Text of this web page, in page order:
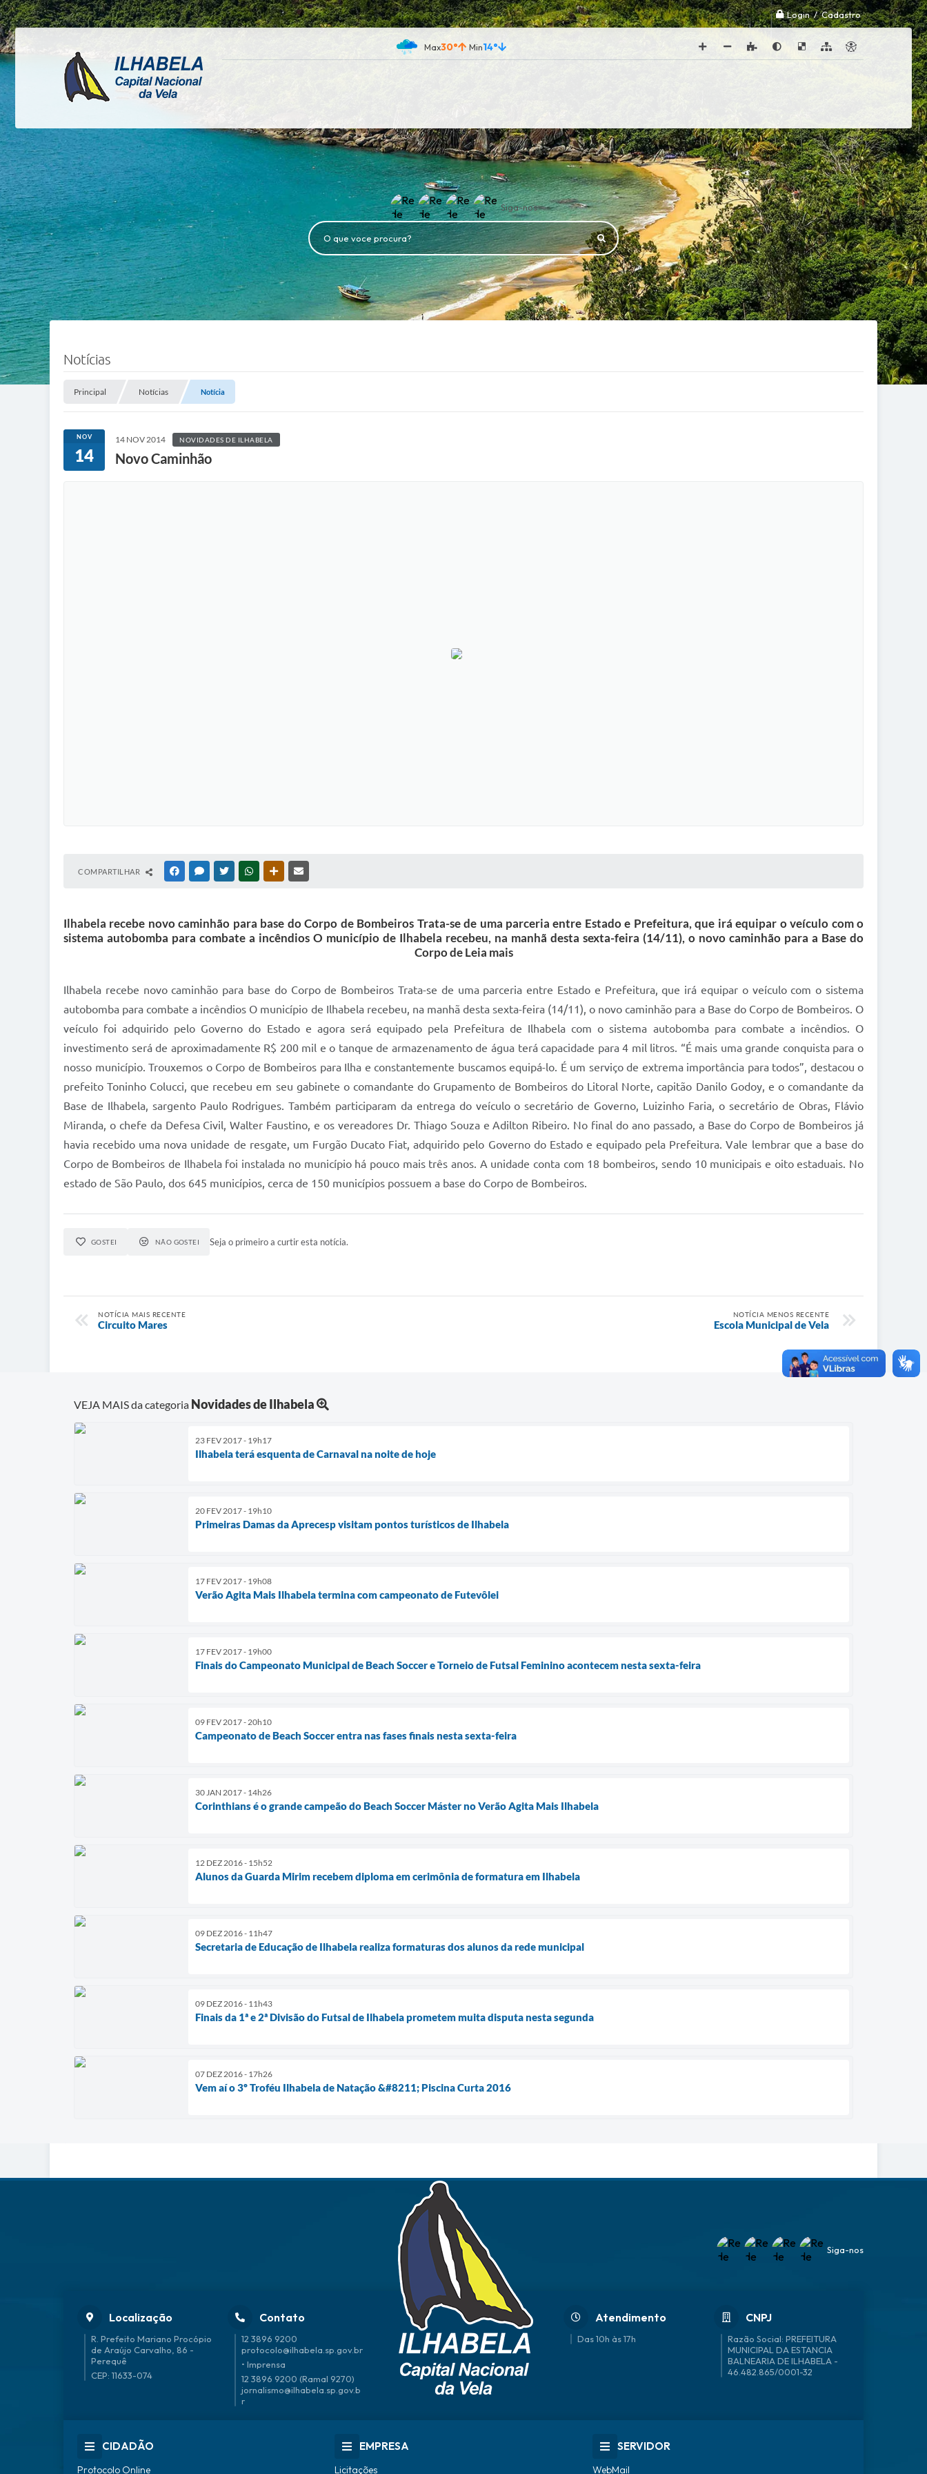
Login / Cadastro
30° 14°
Siga-nos
O que voce procura?
Notícias
Principal Notícias Notícia
NOV
14
14 NOV 2014 NOVIDADES DE ILHABELA
Novo Caminhão
COMPARTILHAR FACEBOOKMESSENGER
TWITTERWHATSAPPOUTRAS MÍDIAS
Ilhabela recebe novo caminhão para base do Corpo de Bombeiros Trata-se de uma parceria entre Estado e Prefeitura, que irá equipar o veículo com o
sistema autobomba para combate a incêndios O município de Ilhabela recebeu, na manhã desta sexta-feira (14/11), o novo caminhão para a Base do
Corpo de Leia mais
Ilhabela recebe novo caminhão para base do Corpo de Bombeiros Trata-se de uma parceria entre Estado e Prefeitura, que irá equipar o veículo com o sistema
autobomba para combate a incêndios O município de Ilhabela recebeu, na manhã desta sexta-feira (14/11), o novo caminhão para a Base do Corpo de Bombeiros. O
veículo foi adquirido pelo Governo do Estado e agora será equipado pela Prefeitura de Ilhabela com o sistema autobomba para combate a incêndios. O
investimento será de aproximadamente R$ 200 mil e o tanque de armazenamento de água terá capacidade para 4 mil litros. “É mais uma grande conquista para o
nosso município. Trouxemos o Corpo de Bombeiros para Ilha e constantemente buscamos equipá-lo. É um serviço de extrema importância para todos”, destacou o
prefeito Toninho Colucci, que recebeu em seu gabinete o comandante do Grupamento de Bombeiros do Litoral Norte, capitão Danilo Godoy, e o comandante da
Base de Ilhabela, sargento Paulo Rodrigues. Também participaram da entrega do veículo o secretário de Governo, Luizinho Faria, o secretário de Obras, Flávio
Miranda, o chefe da Defesa Civil, Walter Faustino, e os vereadores Dr. Thiago Souza e Adilton Ribeiro. No final do ano passado, a Base do Corpo de Bombeiros já
havia recebido uma nova unidade de resgate, um Furgão Ducato Fiat, adquirido pelo Governo do Estado e equipado pela Prefeitura. Vale lembrar que a base do
Corpo de Bombeiros de Ilhabela foi instalada no município há pouco mais três anos. A unidade conta com 18 bombeiros, sendo 10 municipais e oito estaduais. No
estado de São Paulo, dos 645 municípios, cerca de 150 municípios possuem a base do Corpo de Bombeiros.
GOSTEI NÃO GOSTEI Seja o primeiro a curtir esta notícia.
NOTÍCIA MAIS RECENTE
Circuito Mares
NOTÍCIA MENOS RECENTE
Escola Municipal de Vela
VEJA MAIS da categoria Novidades de Ilhabela
23 FEV 2017 - 19h17
Ilhabela terá esquenta de Carnaval na noite de hoje
20 FEV 2017 - 19h10
Primeiras Damas da Aprecesp visitam pontos turísticos de Ilhabela
17 FEV 2017 - 19h08
Verão Agita Mais Ilhabela termina com campeonato de Futevôlei
17 FEV 2017 - 19h00
Finais do Campeonato Municipal de Beach Soccer e Torneio de Futsal Feminino acontecem nesta sexta-feira
09 FEV 2017 - 20h10
Campeonato de Beach Soccer entra nas fases finais nesta sexta-feira
30 JAN 2017 - 14h26
Corinthians é o grande campeão do Beach Soccer Máster no Verão Agita Mais Ilhabela
12 DEZ 2016 - 15h52
Alunos da Guarda Mirim recebem diploma em cerimônia de formatura em Ilhabela
09 DEZ 2016 - 11h47
Secretaria de Educação de Ilhabela realiza formaturas dos alunos da rede municipal
09 DEZ 2016 - 11h43
Finais da 1ª e 2ª Divisão do Futsal de Ilhabela prometem muita disputa nesta segunda
07 DEZ 2016 - 17h26
Vem aí o 3º Troféu Ilhabela de Natação &#8211; Piscina Curta 2016
Localização
R. Prefeito Mariano Procópio
de Araújo Carvalho, 86 -
Perequê
CEP: 11633-074
Contato
12 3896 9200
protocolo@ilhabela.sp.gov.br
• Imprensa
12 3896 9200 (Ramal 9270)
jornalismo@ilhabela.sp.gov.b
r
Atendimento
Das 10h às 17h
CNPJ
46.482.865/0001-32
Siga-nos
CIDADÃO
Protocolo Online
EMPRESA
Licitações
SERVIDOR
WebMail